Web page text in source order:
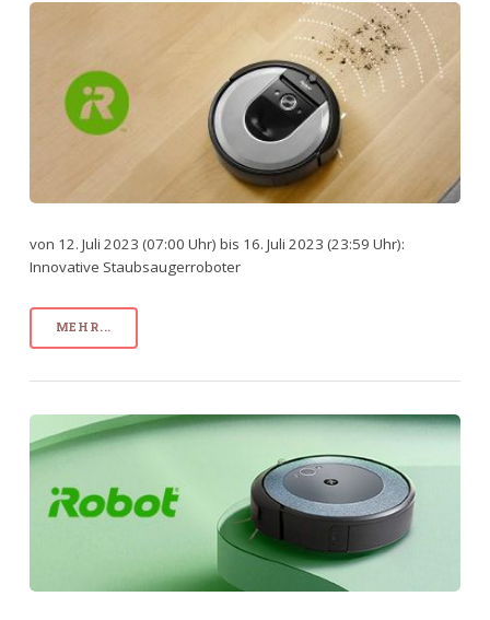
von 12. Juli 2023 (07:00 Uhr) bis 16. Juli 2023 (23:59 Uhr):
Innovative Staubsaugerroboter
MEHR...